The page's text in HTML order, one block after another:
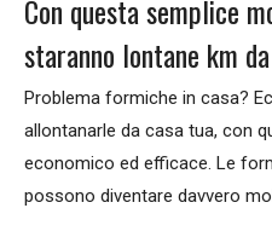
Con questa semplice
staranno lontane km
Problema formiche in casa?
allontanarle da casa tua, con
economico ed efficace. Le
possono diventare davvero